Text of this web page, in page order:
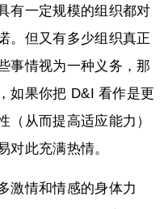
有一定规模的组织都对
。但又有多少组织真正
事情视为一种义务，那
如果你把 D&I 看作是更
（从而提高适应能力）
对此充满热情。
激情和情感的身体力